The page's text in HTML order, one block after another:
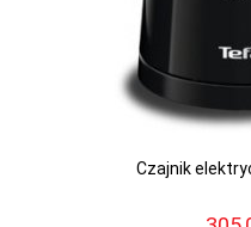
Czajnik